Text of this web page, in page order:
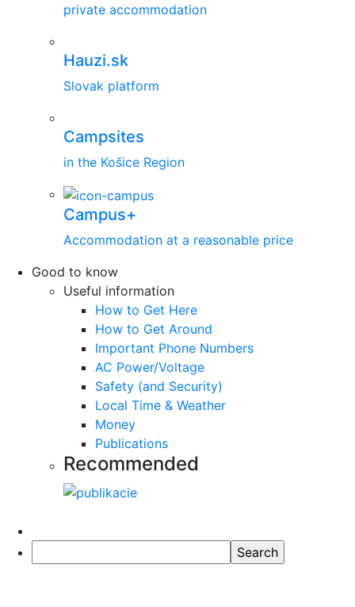
private accommodation
Hauzi.sk
Slovak platform
Campsites
in the Košice Region
Campus+
Accommodation at a reasonable price
Good to know
Useful information
How to Get Here
How to Get Around
Important Phone Numbers
AC Power/Voltage
Safety (and Security)
Local Time & Weather
Money
Publications
Recommended